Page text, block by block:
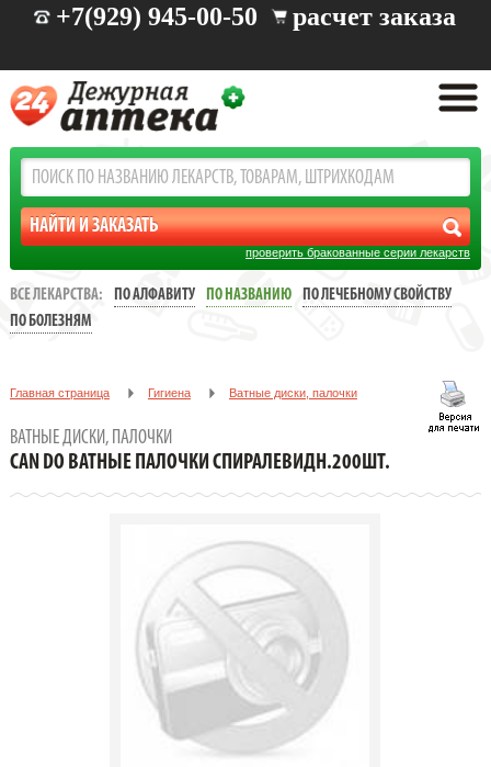
+7(929) 945-00-50 расчет заказа
проверить бракованные серии лекарств
ВСЕ ЛЕКАРСТВА: ПО АЛФАВИТУ ПО НАЗВАНИЮ
ПО ЛЕЧЕБНОМУ СВОЙСТВУ
ПО БОЛЕЗНЯМ
Главная страница Гигиена Ватные диски, палочки
ВАТНЫЕ ДИСКИ, ПАЛОЧКИ
CAN DO ВАТНЫЕ ПАЛОЧКИ СПИРАЛЕВИДН.200ШТ.